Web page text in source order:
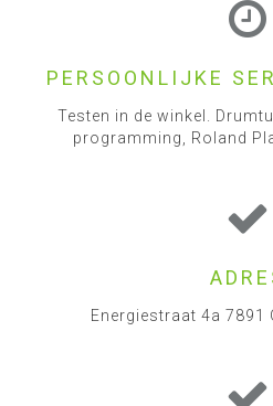
PERSOONLIJKE
Testen in de winkel.
programming, Roland
Energiestraat 4a 7891